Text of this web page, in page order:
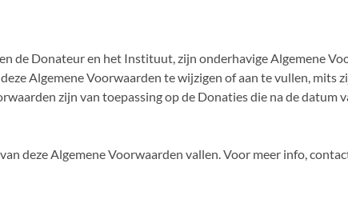
de Donateur en het Instituut, zijn onderhavige Algemene
Algemene Voorwaarden te wijzigen of aan te vullen, mits
zijn van toepassing op de Donaties die na de datum
deze Algemene Voorwaarden vallen. Voor meer info,